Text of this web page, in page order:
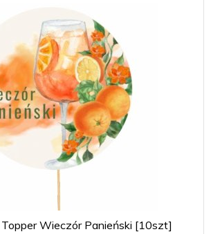
Wieczór Panieński [10szt]